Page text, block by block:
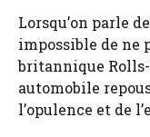
Lorsqu’on parle
impossible de ne
britannique
automobile
l’opulence et de